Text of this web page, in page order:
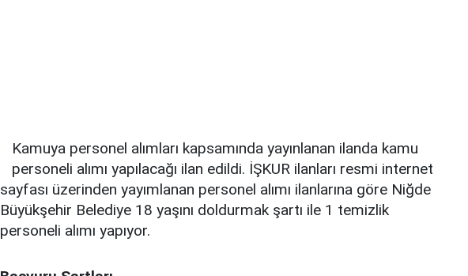
Kamuya personel alımları kapsamında yayınlanan ilanda kamu
personeli alımı yapılacağı ilan edildi. İŞKUR ilanları resmi internet
sayfası üzerinden yayımlanan personel alımı ilanlarına göre Niğde
Büyükşehir Belediye 18 yaşını doldurmak şartı ile 1 temizlik
personeli alımı yapıyor.